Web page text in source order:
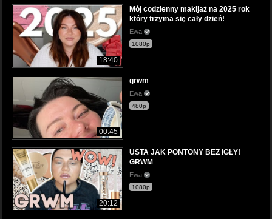
18:40
Mój codzienny makijaż na 2025 rok
który trzyma się cały dzień!
Ewa
1080p
00:45
grwm
Ewa
480p
20:12
USTA JAK PONTONY BEZ IGŁY!
GRWM
Ewa
1080p